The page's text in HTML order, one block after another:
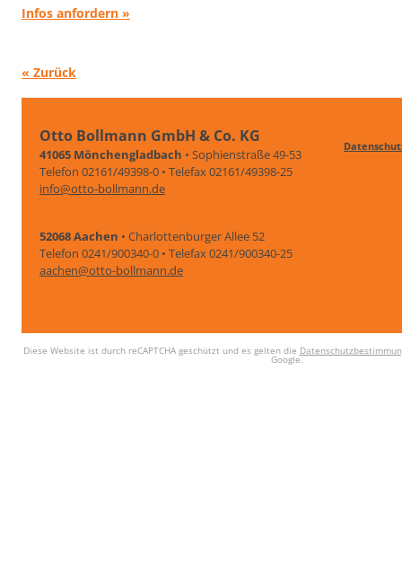
Infos anfordern »
« Zurück
Otto Bollmann GmbH & Co. KG
41065 Mönchengladbach • Sophienstraße 49-53
Telefon 02161/49398-0 • Telefax 02161/49398-25
info@otto-bollmann.de
52068 Aachen • Charlottenburger Allee 52
Telefon 0241/900340-0 • Telefax 0241/900340-25
aachen@otto-bollmann.de
Diese Website ist durch reCAPTCHA geschützt und es gelten die
Google.